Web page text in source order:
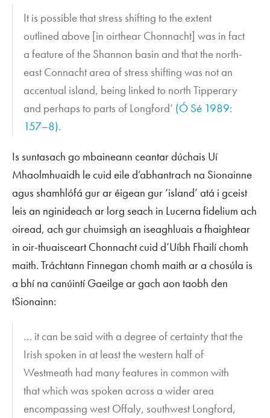
It is possible that stress shifting to the extent
outlined above [in oirthear Chonnacht] was in fact
a feature of the Shannon basin and that the north-
east Connacht area of stress shifting was not an
accentual island, being linked to north Tipperary
and perhaps to parts of Longford’ (Ó Sé 1989:
157–8).
Is suntasach go mbaineann ceantar dúchais Uí
Mhaolmhuaidh le cuid eile d’abhantrach na Sionainne
agus shamhlófá gur ar éigean gur ‘island’ atá i gceist
leis an nginideach ar lorg seach in Lucerna fidelium ach
oiread, ach gur chuimsigh an iseaghluais a fhaightear
in oir-thuaisceart Chonnacht cuid d’Uíbh Fhailí chomh
maith. Tráchtann Finnegan chomh maith ar a chosúla is
a bhí na canúintí Gaeilge ar gach aon taobh den
tSionainn:
… it can be said with a degree of certainty that the
Irish spoken in at least the western half of
Westmeath had many features in common with
that which was spoken across a wider area
encompassing west Offaly, southwest Longford,